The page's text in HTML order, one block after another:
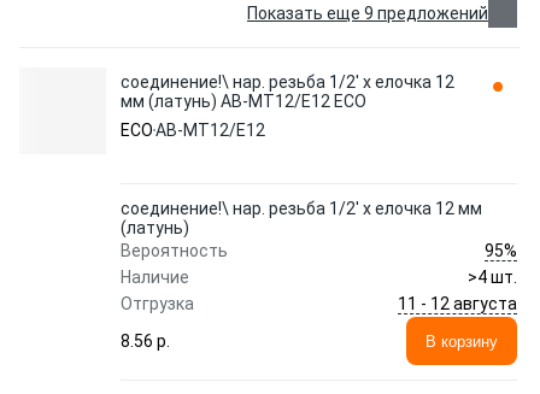
Показать еще 9 предложений
соединение!\ нар. резьба 1/2' х елочка 12
мм (латунь) AB-MT12/E12 ECO
ECOAB-MT12/E12
соединение!\ нар. резьба 1/2' х елочка 12 мм
(латунь)
Вероятность
95%
Наличие
>4 шт.
Отгрузка
11 - 12 августа
8.56 p.
В корзину